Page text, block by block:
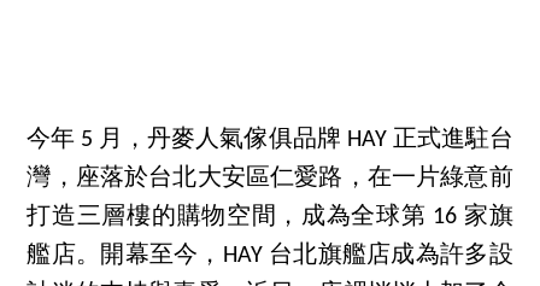
今年 5 月，丹麥人氣傢俱品牌 HAY 正式進駐台
灣，座落於台北大安區仁愛路，在一片綠意前
打造三層樓的購物空間，成為全球第 16 家旗
艦店。開幕至今，HAY 台北旗艦店成為許多設